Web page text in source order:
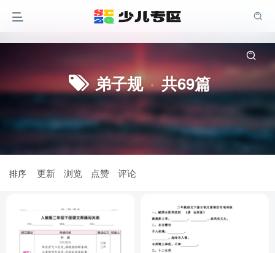
弟子规 共69篇
排序 更新 浏览 点赞 评论